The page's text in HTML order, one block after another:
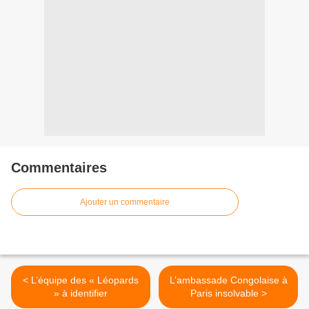
Commentaires
Ajouter un commentaire
< L’équipe des « Léopards
» à identifier
L’ambassade Congolaise à
Paris insolvable >